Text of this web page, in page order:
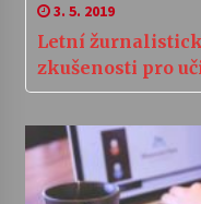
3. 5. 2019
Letní
zkušenosti pro